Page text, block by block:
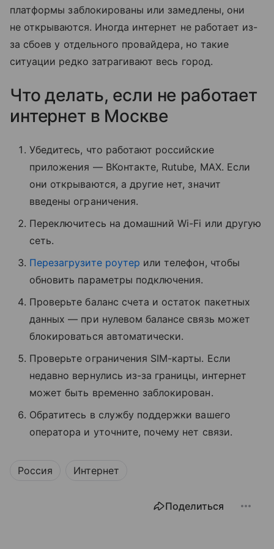
платформы заблокированы или замедлены, они
не открываются. Иногда интернет не работает из-
за сбоев у отдельного провайдера, но такие
ситуации редко затрагивают весь город.
Что делать, если не работает
интернет в Москве
Убедитесь, что работают российские
приложения — ВКонтакте, Rutube, MAX. Если
они открываются, а другие нет, значит
введены ограничения.
Переключитесь на домашний Wi-Fi или другую
сеть.
Перезагрузите роутер или телефон, чтобы
обновить параметры подключения.
Проверьте баланс счета и остаток пакетных
данных — при нулевом балансе связь может
блокироваться автоматически.
Проверьте ограничения SIM-карты. Если
недавно вернулись из-за границы, интернет
может быть временно заблокирован.
Обратитесь в службу поддержки вашего
оператора и уточните, почему нет связи.
Россия Интернет
Поделиться